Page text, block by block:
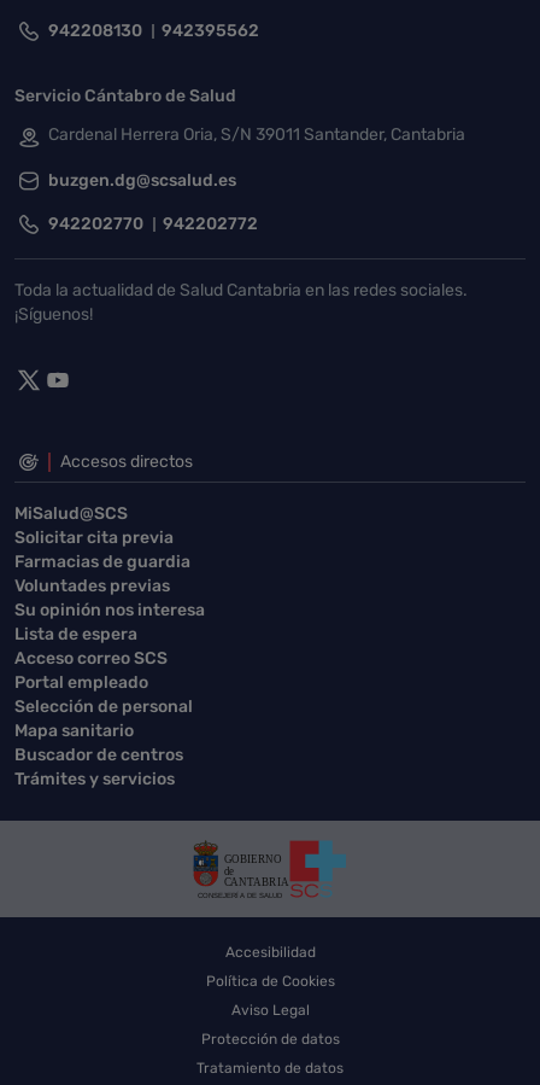
942208130 942395562
Servicio Cántabro de Salud
Cardenal Herrera Oria, S/N 39011 Santander, Cantabria
buzgen.dg@scsalud.es
942202770 942202772
Toda la actualidad de Salud Cantabria en las redes sociales.
¡Síguenos!
Accesos directos
MiSalud@SCS
Solicitar cita previa
Farmacias de guardia
Voluntades previas
Su opinión nos interesa
Lista de espera
Acceso correo SCS
Portal empleado
Selección de personal
Mapa sanitario
Buscador de centros
Trámites y servicios
Accesibilidad
Política de Cookies
Aviso Legal
Protección de datos
Tratamiento de datos